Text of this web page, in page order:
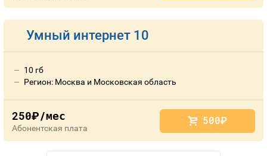
Умный интернет 10
10 гб
Регион: Москва и Московская область
250руб./мес
Абонентская плата
500руб.